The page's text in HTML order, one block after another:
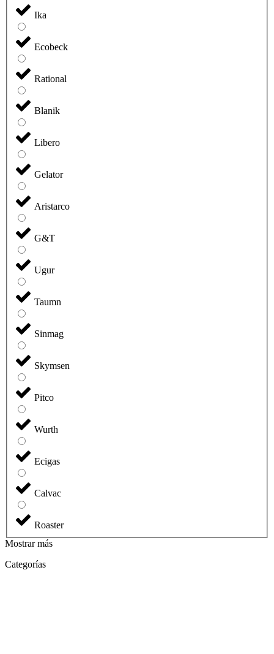
Ika
Ecobeck
Rational
Blanik
Libero
Gelator
Aristarco
G&T
Ugur
Taumn
Sinmag
Skymsen
Pitco
Wurth
Ecigas
Calvac
Roaster
Mostrar más
Categorías